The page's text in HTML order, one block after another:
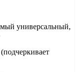
универсальный,